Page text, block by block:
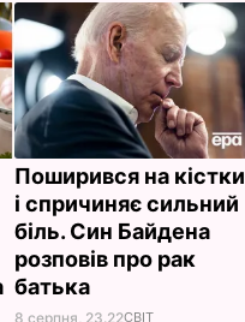
Поширився на кістки
і спричиняє сильний
біль. Син Байдена
розповів про рак
батька
8 серпня, 23.22СВІТ